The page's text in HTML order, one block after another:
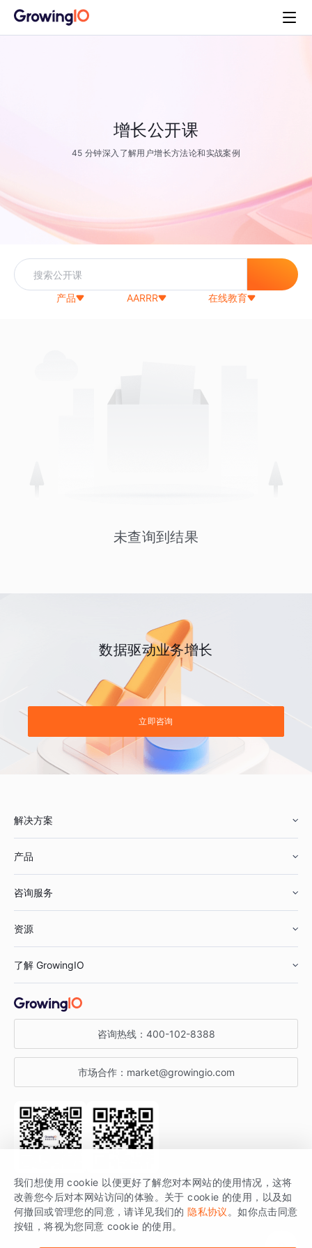
增长公开课
45 分钟深入了解用户增长方法论和实战案例
产品 AARRR 在线教育
未查询到结果
数据驱动业务增长
立即咨询
解决方案
鞋服行业
汽车行业
金融行业
产品
智能运营
获客分析
咨询服务
资源
增长公开课
增长博客
开发者文档
SDK 文档
场景指南
了解 GrowingIO
关于 GrowingIO
增长大会
行业活动
咨询热线： 400-102-8388
市场合作： market@growingio.com
关注公众号 获取更多干货
GrowingIO 是专注于数据智能分析与增长的品牌，核心平台为 GrowingIO
分析云。
我们想使用 cookie 以便更好了解您对本网站的使用情况，这将
改善您今后对本网站访问的体验。关于 cookie 的使用，以及如
何撤回或管理您的同意，请详见我们的 隐私协议 。如你点击同意
按钮，将视为您同意 cookie 的使用。